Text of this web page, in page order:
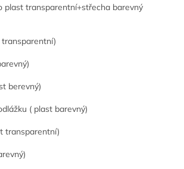
plast transparentní+střecha barevný
berevný)
( plast barevný)
transparentní)